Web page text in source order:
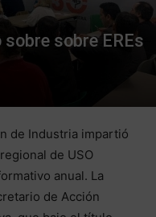
sobre EREs
de Industria impartió
de USO
anual. La
de Acción